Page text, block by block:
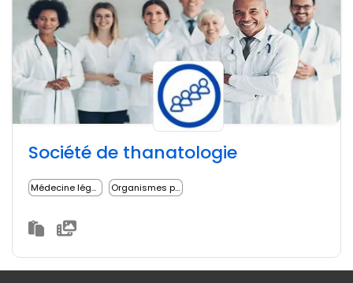
Société de thanatologie
Médecine légale Organismes professionnels